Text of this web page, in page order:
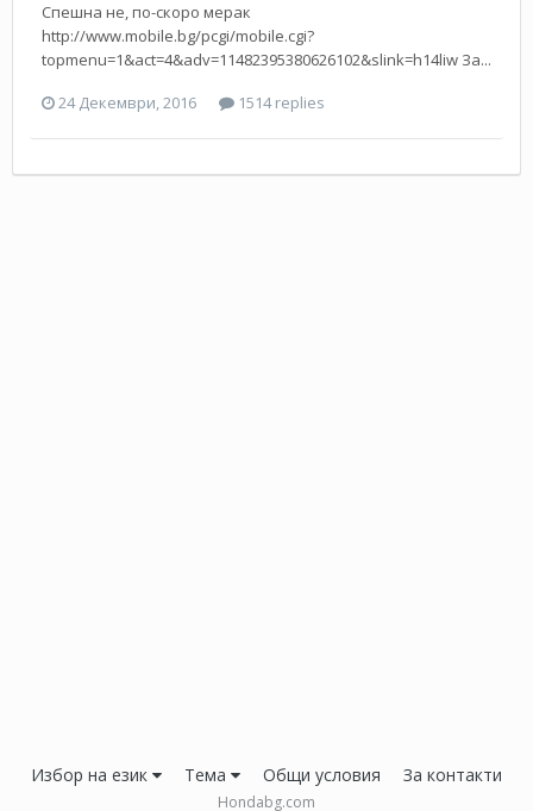
Спешна не, по-скоро мерак
http://www.mobile.bg/pcgi/mobile.cgi?
topmenu=1&act=4&adv=11482395380626102&slink=h14liw За...
24 Декември, 2016
1514 replies
Избор на език Тема Общи условия За контакти
Hondabg.com